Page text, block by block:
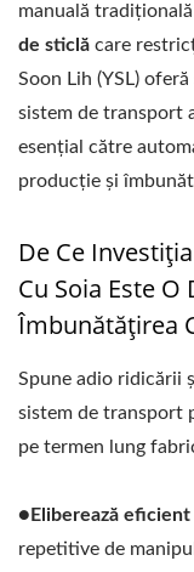
manuală
de sticlă care
Soon Lih (YSL)
sistem de transport
esențial către
producție și
De Ce
Cu Soia Este O
Îmbunătățirea
Spune adio ridicării
sistem de transport
pe termen lung
●Eliberează
repetitive de